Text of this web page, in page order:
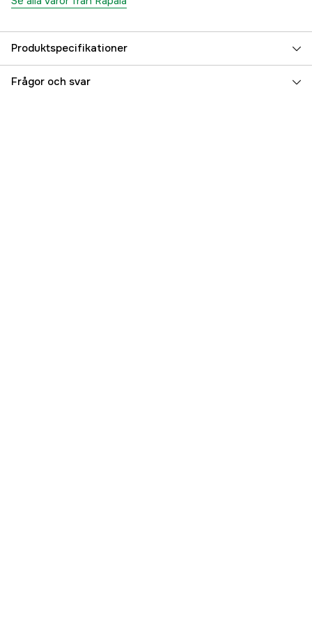
Produktspecifikationer
Referensnummer 5000010186
Frågor och svar